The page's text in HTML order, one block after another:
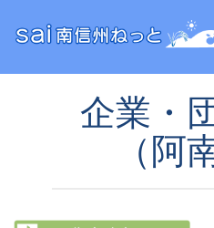
企業・
（阿